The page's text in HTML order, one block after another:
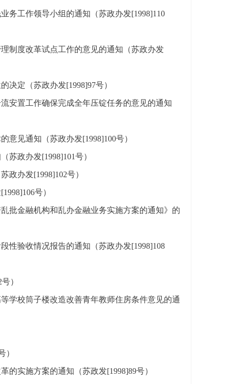
务工作领导小组的通知（苏政办发[1998]110
制度改革试点工作的意见的通知（苏政办发
决定（苏政办发[1998]97号）
安置工作确保完成全年压锭任务的意见的通知
意见通知（苏政办发[1998]100号）
苏政办发[1998]101号）
政办发[1998]102号）
号）
批金融机构和乱办金融业务实施方案的通知》的
性验收情况报告的通知（苏政办发[1998]108
）
学校筒子楼改造改善青年教师住房条件意见的通
）
的实施方案的通知（苏政发[1998]89号）